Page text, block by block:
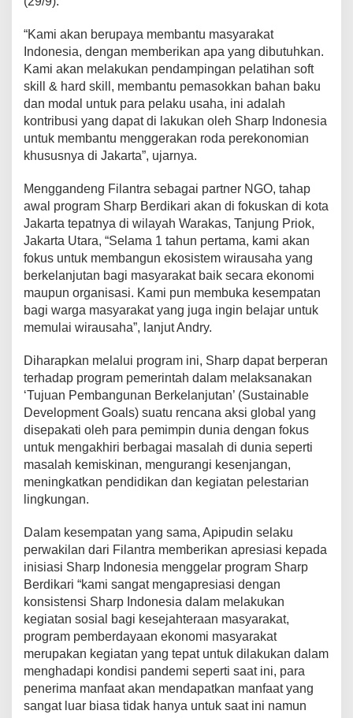
n
t
u
P
e
l
a
k
u
M
K
M
“Kami akan berupaya membantu masyarakat
Indonesia, dengan memberikan apa yang dibutuhkan.
Kami akan melakukan pendampingan pelatihan soft
skill & hard skill, membantu pemasokkan bahan baku
dan modal untuk para pelaku usaha, ini adalah
kontribusi yang dapat di lakukan oleh Sharp Indonesia
untuk membantu menggerakan roda perekonomian
khususnya di Jakarta”, ujarnya.
Menggandeng Filantra sebagai partner NGO, tahap
awal program Sharp Berdikari akan di fokuskan di kota
Jakarta tepatnya di wilayah Warakas, Tanjung Priok,
Jakarta Utara, “Selama 1 tahun pertama, kami akan
fokus untuk membangun ekosistem wirausaha yang
berkelanjutan bagi masyarakat baik secara ekonomi
maupun organisasi. Kami pun membuka kesempatan
bagi warga masyarakat yang juga ingin belajar untuk
memulai wirausaha”, lanjut Andry.
Diharapkan melalui program ini, Sharp dapat berperan
terhadap program pemerintah dalam melaksanakan
‘Tujuan Pembangunan Berkelanjutan’ (Sustainable
Development Goals) suatu rencana aksi global yang
disepakati oleh para pemimpin dunia dengan fokus
untuk mengakhiri berbagai masalah di dunia seperti
masalah kemiskinan, mengurangi kesenjangan,
meningkatkan pendidikan dan kegiatan pelestarian
lingkungan.
Dalam kesempatan yang sama, Apipudin selaku
perwakilan dari Filantra memberikan apresiasi kepada
inisiasi Sharp Indonesia menggelar program Sharp
Berdikari “kami sangat mengapresiasi dengan
konsistensi Sharp Indonesia dalam melakukan
kegiatan sosial bagi kesejahteraan masyarakat,
program pemberdayaan ekonomi masyarakat
merupakan kegiatan yang tepat untuk dilakukan dalam
menghadapi kondisi pandemi seperti saat ini, para
penerima manfaat akan mendapatkan manfaat yang
sangat luar biasa tidak hanya untuk saat ini namun